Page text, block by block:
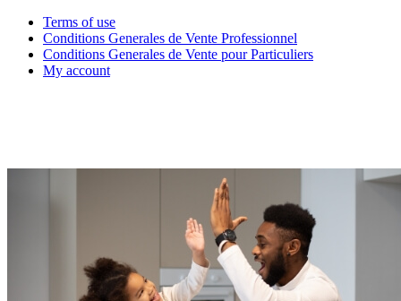
Terms of use
Conditions Generales de Vente Professionnel
Conditions Generales de Vente pour Particuliers
My account